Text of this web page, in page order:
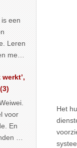
Het
een
Leren
met
voor
En
of